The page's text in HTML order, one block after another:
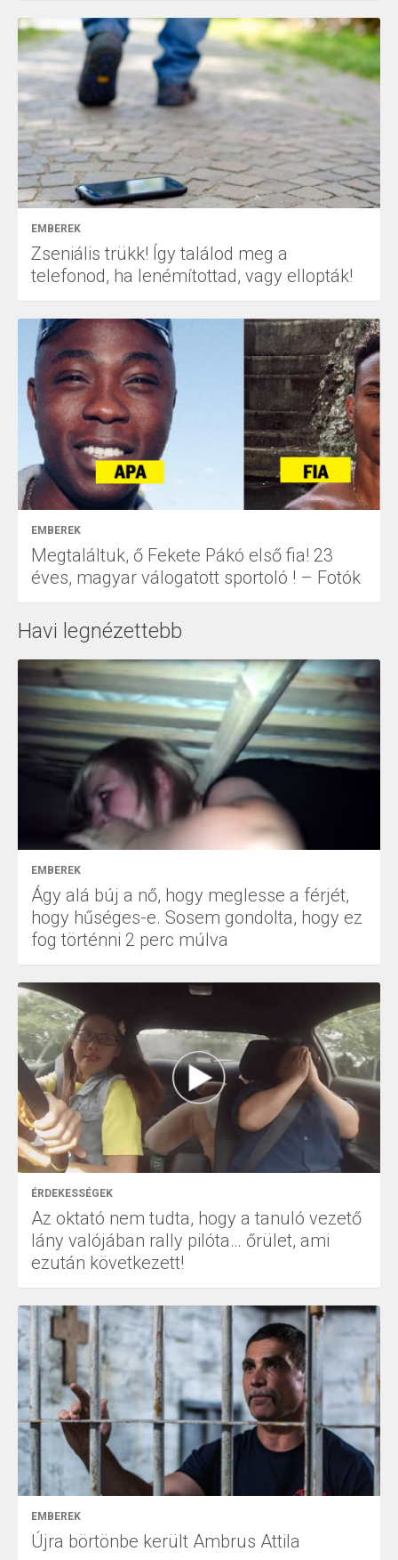
EMBEREK
Zseniális trükk! Így találod meg a
telefonod, ha lenémítottad, vagy ellopták!
EMBEREK
Megtaláltuk, ő Fekete Pákó első fia! 23
éves, magyar válogatott sportoló ! – Fotók
Havi legnézettebb
EMBEREK
Ágy alá búj a nő, hogy meglesse a férjét,
hogy hűséges-e. Sosem gondolta, hogy ez
fog történni 2 perc múlva
ÉRDEKESSÉGEK
Az oktató nem tudta, hogy a tanuló vezető
lány valójában rally pilóta… őrület, ami
ezután következett!
EMBEREK
Újra börtönbe került Ambrus Attila